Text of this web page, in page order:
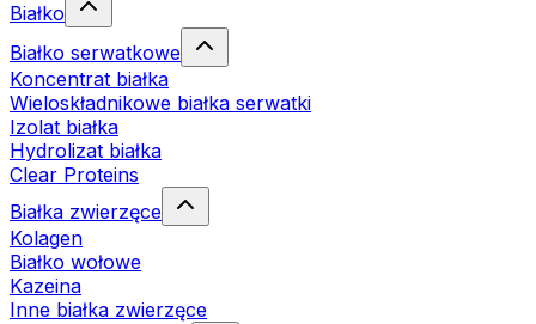
Białko
Białko serwatkowe
Koncentrat białka
Wieloskładnikowe białka serwatki
Izolat białka
Hydrolizat białka
Clear Proteins
Białka zwierzęce
Kolagen
Białko wołowe
Kazeina
Inne białka zwierzęce